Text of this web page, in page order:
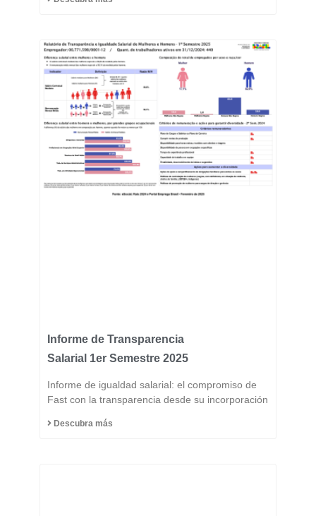
Informe de Transparencia
Salarial 1er Semestre 2025
Informe de igualdad salarial: el compromiso de
Fast con la transparencia desde su incorporación
Descubra más